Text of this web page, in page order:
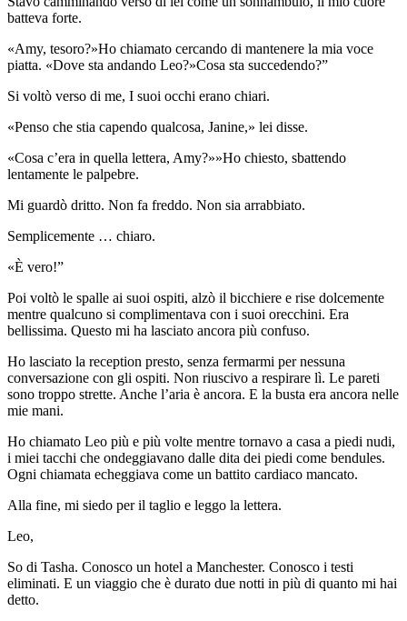
batteva forte.
«Amy, tesoro?»Ho chiamato cercando di mantenere la mia voce
piatta. «Dove sta andando Leo?»Cosa sta succedendo?”
Si voltò verso di me, I suoi occhi erano chiari.
«Penso che stia capendo qualcosa, Janine,» lei disse.
«Cosa c’era in quella lettera, Amy?»»Ho chiesto, sbattendo
lentamente le palpebre.
Mi guardò dritto. Non fa freddo. Non sia arrabbiato.
Semplicemente … chiaro.
«È vero!”
Poi voltò le spalle ai suoi ospiti, alzò il bicchiere e rise dolcemente
mentre qualcuno si complimentava con i suoi orecchini. Era
bellissima. Questo mi ha lasciato ancora più confuso.
Ho lasciato la reception presto, senza fermarmi per nessuna
conversazione con gli ospiti. Non riuscivo a respirare lì. Le pareti
sono troppo strette. Anche l’aria è ancora. E la busta era ancora nelle
mie mani.
Ho chiamato Leo più e più volte mentre tornavo a casa a piedi nudi,
i miei tacchi che ondeggiavano dalle dita dei piedi come bendules.
Ogni chiamata echeggiava come un battito cardiaco mancato.
Alla fine, mi siedo per il taglio e leggo la lettera.
Leo,
So di Tasha. Conosco un hotel a Manchester. Conosco i testi
eliminati. E un viaggio che è durato due notti in più di quanto mi hai
detto.